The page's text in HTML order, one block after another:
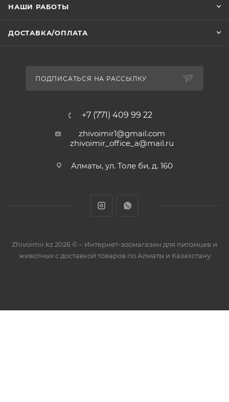
НАШИ РАБОТЫ
ДОСТАВКА/ОПЛАТА
ПОДПИСАТЬСЯ НА РАССЫЛКУ
+7 (771) 409 99 22
zhivoimir1@gmail.com
zhivoimir_office_a@mail.ru
Алматы, ул. Толе би, д. 160
Zhivoimir.kz 2026 © – Интернет-зоомагазин для питомцев и
животных с доставкой товаров по Алматы и Казахстану
Скидка за регистрацию -10% на первый заказ
РЕГИСТРАЦИЯ
ПЕРЕЙТИ В КАТАЛОГ
Избранные Каталог Сравнение Корзина